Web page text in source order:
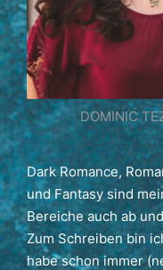
DOMINIC
Dark Romance,
und Fantasy sind
Bereiche auch ab
Zum Schreiben bin
habe schon immer